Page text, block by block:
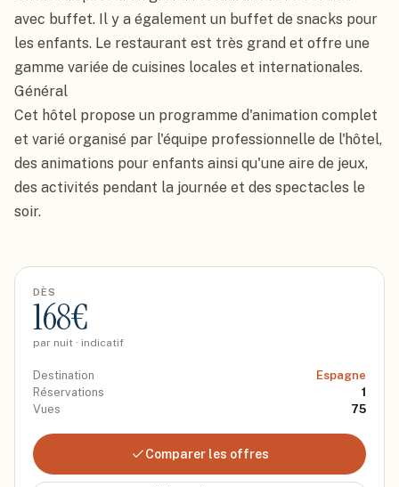
avec buffet. Il y a également un buffet de snacks pour
les enfants. Le restaurant est très grand et offre une
gamme variée de cuisines locales et internationales.
Général
Cet hôtel propose un programme d'animation complet
et varié organisé par l'équipe professionnelle de l'hôtel,
des animations pour enfants ainsi qu'une aire de jeux,
des activités pendant la journée et des spectacles le
soir.
DÈS
168€
par nuit · indicatif
Destination
Espagne
Réservations
1
Vues
75
Comparer les offres